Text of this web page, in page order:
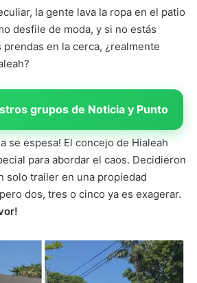
la gente lava la ropa en el patio
desfile de moda, y si no estás
en la cerca, ¿realmente
grupos de Noticia y Punto
se espesa! El concejo de Hialeah
para abordar el caos. Decidieron
solo trailer en una propiedad
dos, tres o cinco ya es exagerar.